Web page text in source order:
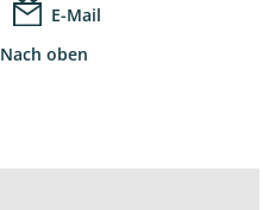
E-Mail
Nach oben